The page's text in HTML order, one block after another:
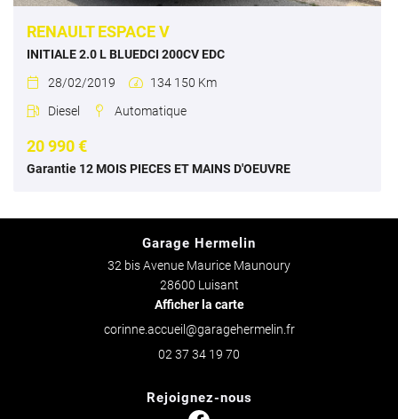
RENAULT ESPACE V
INITIALE 2.0 L BLUEDCI 200CV EDC
 28/02/2019  134 150 Km
 Diesel  Automatique
20 990 €
Garantie 12 MOIS PIECES ET MAINS D'OEUVRE
Garage Hermelin
32 bis Avenue Maurice Maunoury
28600 Luisant
Afficher la carte
02 37 34 19 70
Rejoignez-nous